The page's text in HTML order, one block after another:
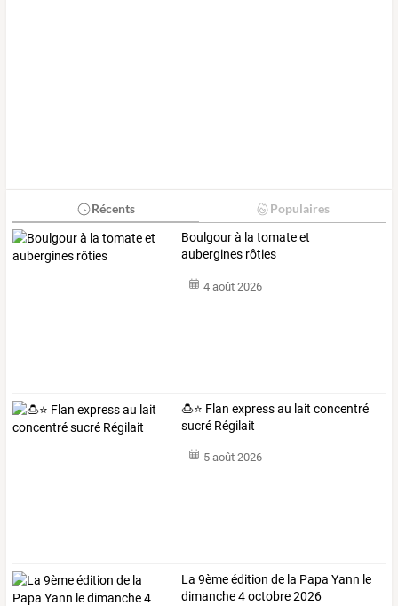
Récents Populaires
Boulgour à la tomate et
aubergines rôties
4 août 2026
🍮⭐ Flan express au lait concentré
sucré Régilait
5 août 2026
La 9ème édition de la Papa Yann le
dimanche 4 octobre 2026